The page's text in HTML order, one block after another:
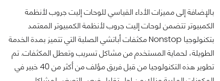
بالإضافة إلى مميزات الأداء القياسي للوحات إليت جروب لأنظمة
الكمبيوتر تتضمن لوحات إليت جروب لأنظمة الكمبيوتر المعتمد
بتكنولوجيا Nonstop مكثفات أباتشي الصلبة التي تتميز بمدة الخدمة
الطويلة، لحماية المستخدم من مشاكل تسريب وتعطل المكثفات. تم
تطوير هذه التكنولوجيا من قبل فريق مؤلف من أكثر من 40 خبير في